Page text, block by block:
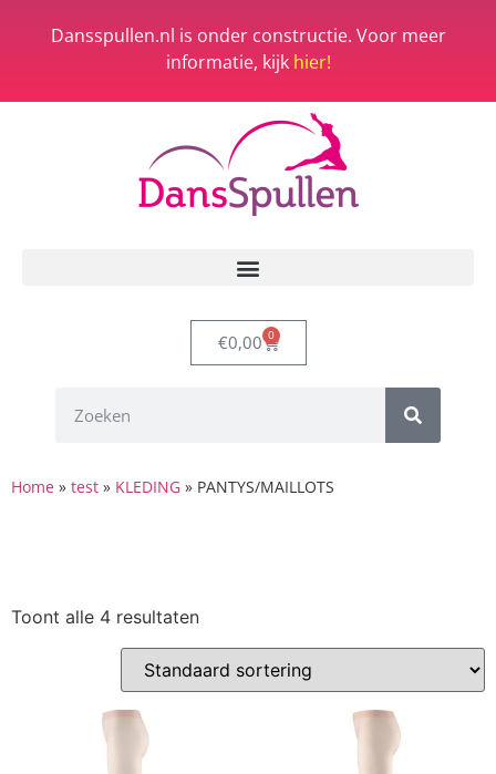
Dansspullen.nl is onder constructie. Voor meer
informatie, kijk hier!
€0,00 0
Home » test » KLEDING » PANTYS/MAILLOTS
Toont alle 4 resultaten